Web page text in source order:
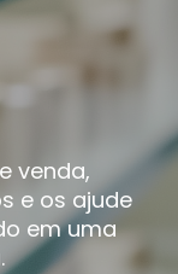
venda,
e os ajude
em uma